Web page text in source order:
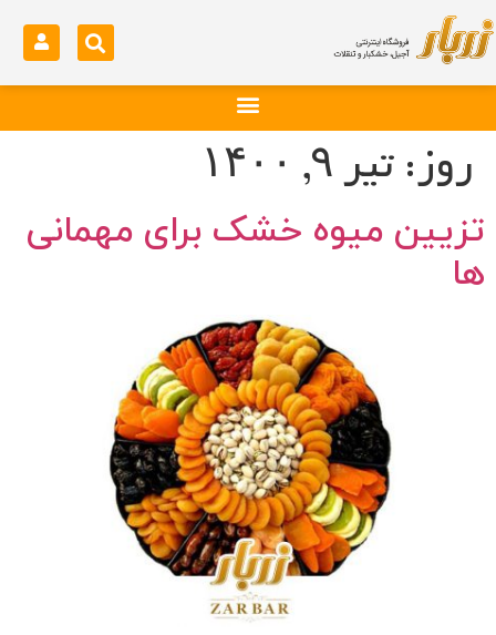
روز:تیر ۹, ۱۴۰۰
تزیین میوه خشک برای مهمانی
ها